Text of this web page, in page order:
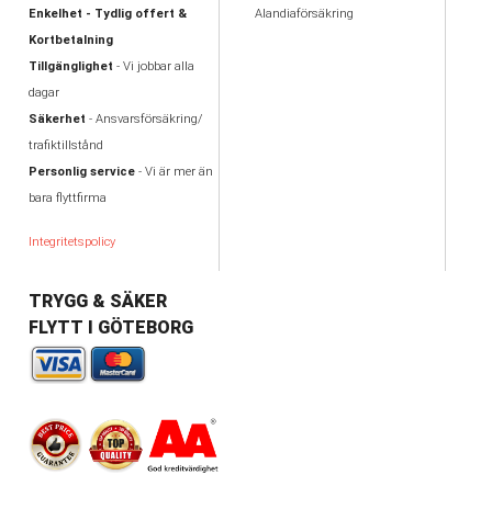
Enkelhet - Tydlig offert &
Kortbetalning
Tillgänglighet - Vi jobbar alla
dagar
Säkerhet - Ansvarsförsäkring/
trafiktillstånd
Personlig service- Vi är mer än
bara flyttfirma
Integritetspolicy
Alandiaförsäkring
TRYGG & SÄKER
FLYTT I GÖTEBORG